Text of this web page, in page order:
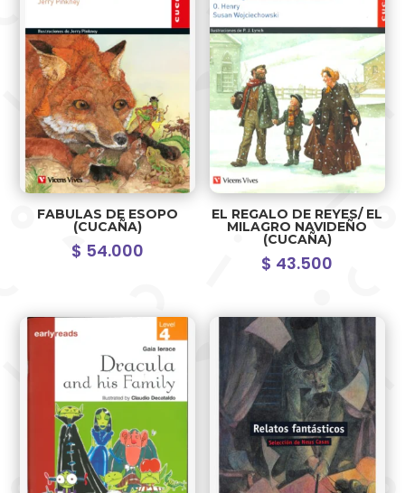
FABULAS DE ESOPO
(CUCAÑA)
$ 54.000
EL REGALO DE REYES/ EL
MILAGRO NAVIDEÑO
(CUCAÑA)
$ 43.500